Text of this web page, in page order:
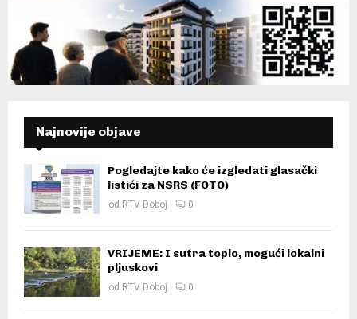
Najnovije objave
Pogledajte kako će izgledati glasački
listići za NSRS (FOTO)
od RTV Doboj 0
VRIJEME: I sutra toplo, mogući lokalni
pljuskovi
od RTV Doboj 0